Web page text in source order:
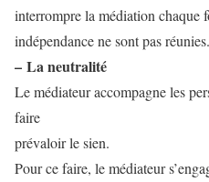
interrompre la médiation chaque
indépendance ne sont pas réunies.
– La neutralité
Le médiateur accompagne les
faire
prévaloir le sien.
Pour ce faire, le médiateur